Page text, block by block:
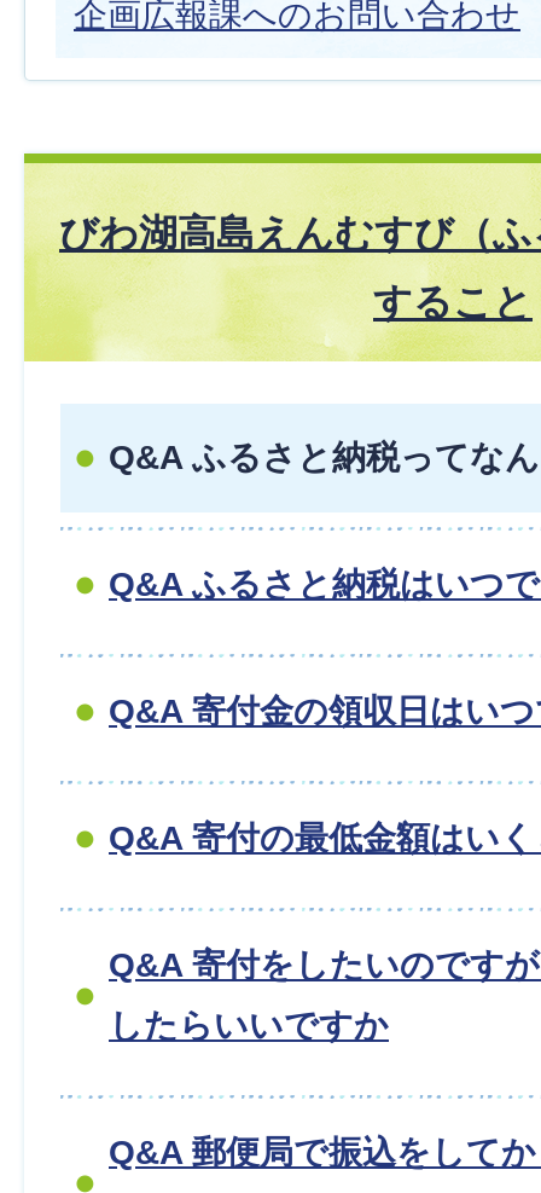
企画広報課へのお問い合わせ
びわ湖高島えんむすび（
すること
Q&A ふるさと納税ってな
Q&A ふるさと納税はいつ
Q&A 寄付金の領収日はい
Q&A 寄付の最低金額はい
Q&A 寄付をしたいのです
したらいいですか
Q&A 郵便局で振込をして